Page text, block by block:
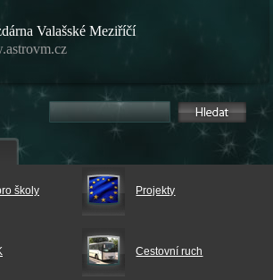
Valašské Meziříčí
školy Projekty
Cestovní ruch